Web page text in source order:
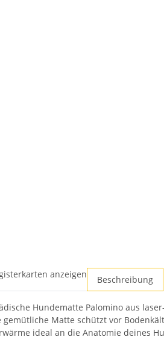
anzeigen Beschreibung
Hundematte Palomino aus
gemütliche Matte schützt vor
ideal an die Anatomie deines